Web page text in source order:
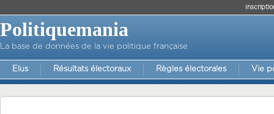
Politiquemania
La base de données de la vie politique française
Elus Résultats électoraux Règles électorales Vie